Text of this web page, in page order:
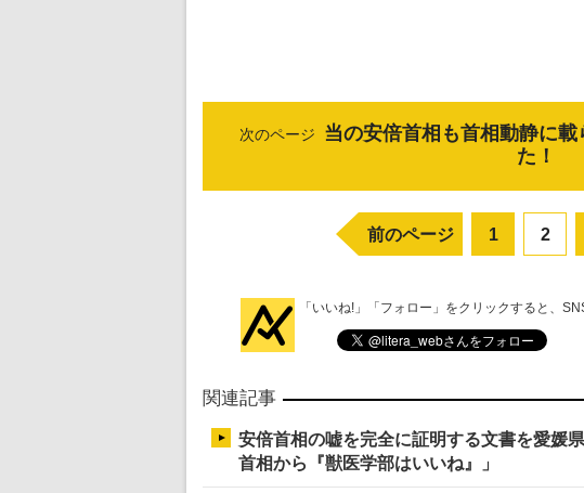
次のページ
当の安倍首相も首相動静に
た！
前のページ 1 2
「いいね!」「フォロー」をクリックすると、
関連記事
安倍首相の嘘を完全に証明する文書を愛媛
首相から『獣医学部はいいね』」